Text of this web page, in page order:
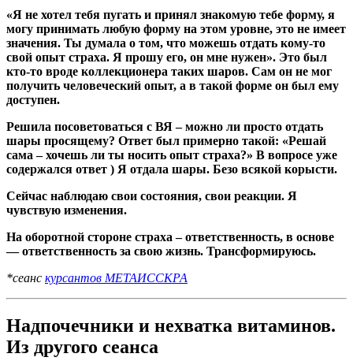
«Я не хотел тебя пугать и принял знакомую тебе форму, я
могу принимать любую форму на этом уровне, это не имеет
значения. Ты думала о том, что можешь отдать кому-то
свой опыт страха. Я прошу его, он мне нужен». Это был
кто-то вроде коллекционера таких шаров. Сам он не мог
получить человеческий опыт, а в такой форме он был ему
доступен.
Решила посоветоваться с ВЯ – можно ли просто отдать
шары просящему? Ответ был примерно такой: «Решай
сама – хочешь ли ты носить опыт страха?» В вопросе уже
содержался ответ ) Я отдала шары. Безо всякой корысти.
Сейчас наблюдаю свои состояния, свои реакции. Я
чувствую изменения.
На оборотной стороне страха – ответственность, в основе
— ответственность за свою жизнь. Трансформируюсь.
*сеанс курсантов МЕТАИССКРА
Надпочечники и нехватка витаминов.
Из другого сеанса